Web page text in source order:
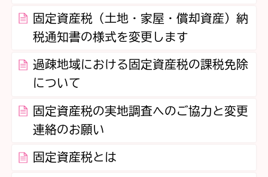
固定資産税（土地・家屋・償却資産）納
税通知書の様式を変更します
過疎地域における固定資産税の課税免除
について
固定資産税の実地調査へのご協力と変更
連絡のお願い
固定資産税とは